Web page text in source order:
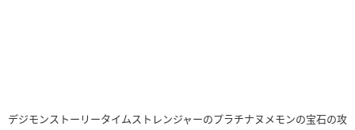
デジモンストーリータイムストレンジャーのプラチナヌメモンの宝石の攻